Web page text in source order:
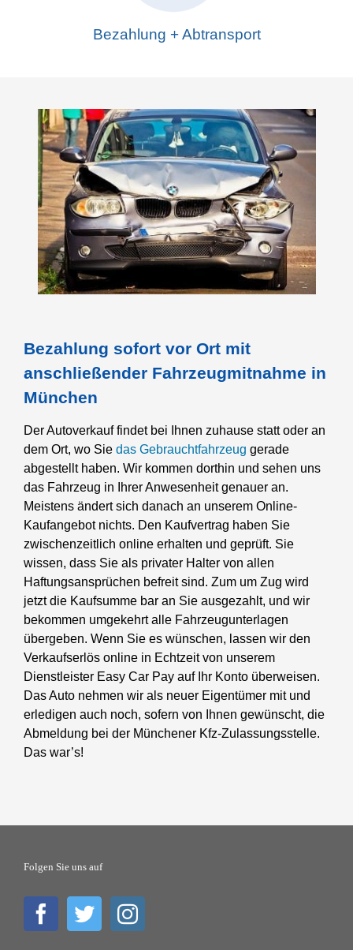
Bezahlung + Abtransport
Bezahlung sofort vor Ort mit
anschließender Fahrzeugmitnahme in
München
Der Autoverkauf findet bei Ihnen zuhause statt oder an
dem Ort, wo Sie das Gebrauchtfahrzeug gerade
abgestellt haben. Wir kommen dorthin und sehen uns
das Fahrzeug in Ihrer Anwesenheit genauer an.
Meistens ändert sich danach an unserem Online-
Kaufangebot nichts. Den Kaufvertrag haben Sie
zwischenzeitlich online erhalten und geprüft. Sie
wissen, dass Sie als privater Halter von allen
Haftungsansprüchen befreit sind. Zum um Zug wird
jetzt die Kaufsumme bar an Sie ausgezahlt, und wir
bekommen umgekehrt alle Fahrzeugunterlagen
übergeben. Wenn Sie es wünschen, lassen wir den
Verkaufserlös online in Echtzeit von unserem
Dienstleister Easy Car Pay auf Ihr Konto überweisen.
Das Auto nehmen wir als neuer Eigentümer mit und
erledigen auch noch, sofern von Ihnen gewünscht, die
Abmeldung bei der Münchener Kfz-Zulassungsstelle.
Das war’s!
Folgen Sie uns auf